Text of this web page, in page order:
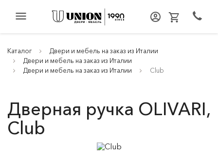
menu
Каталог
Двери и мебель на заказ из Италии
Двери и мебель на заказ из Италии
Двери и мебель на заказ из Италии
Club
Дверная ручка OLIVARI,
Club